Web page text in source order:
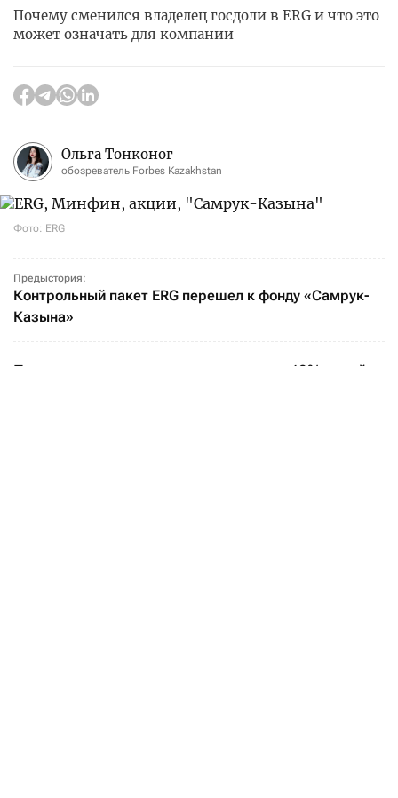
Почему сменился владелец госдоли в ERG и что это
может означать для компании
Ольга Тонконог
обозреватель Forbes Kazakhstan
Фото: ERG
Предыстория:
Контрольный пакет ERG перешел к фонду «Самрук-
Казына»
Передача принадлежащих государству 40% акций